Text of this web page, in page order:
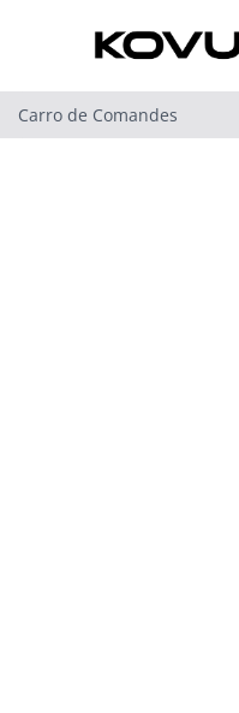
Carro de Comandes